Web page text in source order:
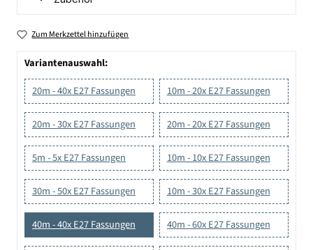
Zum Merkzettel hinzufügen
Variantenauswahl:
20m - 40x E27 Fassungen
10m - 20x E27 Fassungen
20m - 30x E27 Fassungen 20m - 20x E27 Fassungen
5m - 5x E27 Fassungen 10m - 10x E27 Fassungen
30m - 50x E27 Fassungen 10m - 30x E27 Fassungen
40m - 40x E27 Fassungen 40m - 60x E27 Fassungen